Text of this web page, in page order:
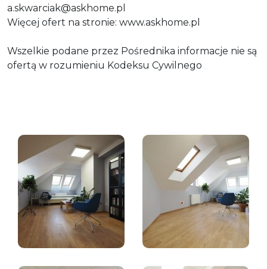
a.skwarciak@askhome.pl
Więcej ofert na stronie: www.askhome.pl
Wszelkie podane przez Pośrednika informacje nie są
ofertą w rozumieniu Kodeksu Cywilnego